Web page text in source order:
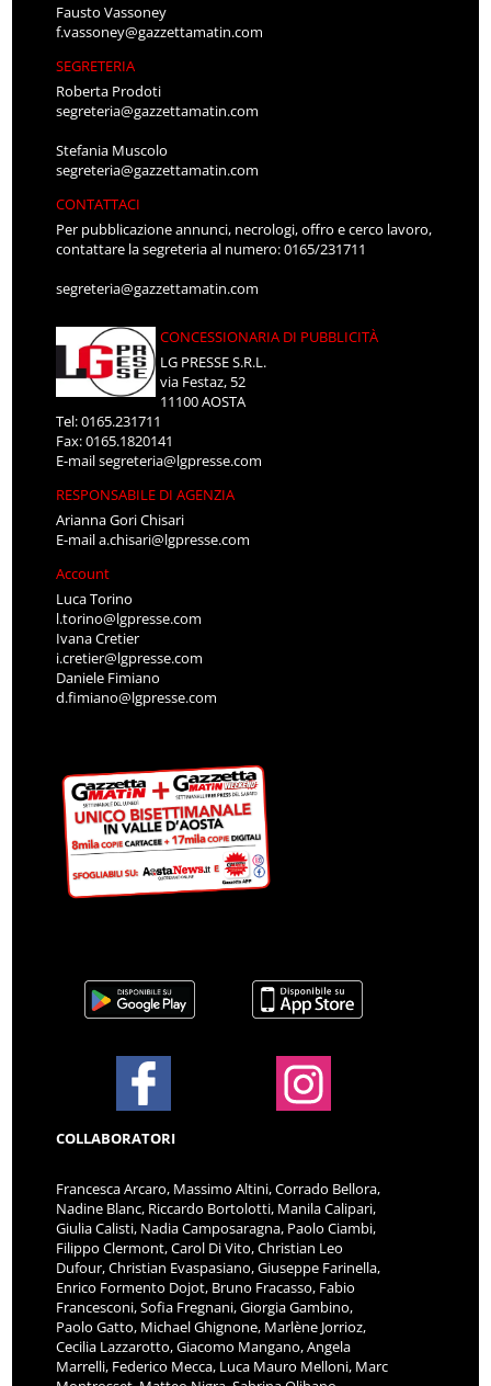
Fausto Vassoney
f.vassoney@gazzettamatin.com
SEGRETERIA
Roberta Prodoti
segreteria@gazzettamatin.com
Stefania Muscolo
segreteria@gazzettamatin.com
CONTATTACI
Per pubblicazione annunci, necrologi, offro e cerco lavoro,
contattare la segreteria al numero: 0165/231711
segreteria@gazzettamatin.com
CONCESSIONARIA DI PUBBLICITÀ
LG PRESSE S.R.L.
via Festaz, 52
11100 AOSTA
Tel: 0165.231711
Fax: 0165.1820141
E-mailsegreteria@lgpresse.com
RESPONSABILE DI AGENZIA
Arianna Gori Chisari
E-maila.chisari@lgpresse.com
Account
Luca Torino
l.torino@lgpresse.com
Ivana Cretier
i.cretier@lgpresse.com
Daniele Fimiano
d.fimiano@lgpresse.com
COLLABORATORI
Francesca Arcaro, Massimo Altini, Corrado Bellora,
Nadine Blanc, Riccardo Bortolotti, Manila Calipari,
Giulia Calisti, Nadia Camposaragna, Paolo Ciambi,
Filippo Clermont, Carol Di Vito, Christian Leo
Dufour, Christian Evaspasiano, Giuseppe Farinella,
Enrico Formento Dojot, Bruno Fracasso, Fabio
Francesconi, Sofia Fregnani, Giorgia Gambino,
Paolo Gatto, Michael Ghignone, Marlène Jorrioz,
Cecilia Lazzarotto, Giacomo Mangano, Angela
Marrelli, Federico Mecca, Luca Mauro Melloni, Marc